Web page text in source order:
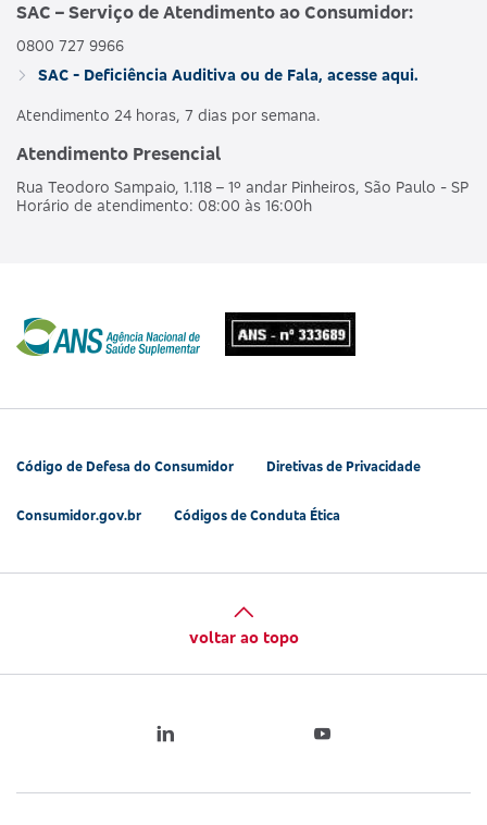
SAC – Serviço de Atendimento ao Consumidor:
0800 727 9966
SAC - Deficiência Auditiva ou de Fala, acesse aqui.
Atendimento 24 horas, 7 dias por semana.
Atendimento Presencial
Rua Teodoro Sampaio, 1.118 – 1º andar Pinheiros, São Paulo - SP
Horário de atendimento: 08:00 às 16:00h
Código de Defesa do Consumidor Diretivas de Privacidade
Consumidor.gov.br Códigos de Conduta Ética
voltar ao topo